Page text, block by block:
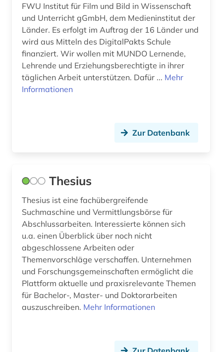
bildbearbeitung (1)
bilddatenbank (4)
bildende kunst (3)
bilder (1)
bildstein (1)
bildung (8)
bildungsforschung (5)
bildungssysteme (1)
bildungswesen (1)
bildverarbeitung (1)
bildwissenschaft (2)
FWU Institut für Film und Bild in Wissenschaft
und Unterricht gGmbH, dem Medieninstitut der
Länder. Es erfolgt im Auftrag der 16 Länder und
wird aus Mitteln des DigitalPakts Schule
finanziert. Wir wollen mit MUNDO Lernende,
Lehrende und Erziehungsberechtigte in ihrer
täglichen Arbeit unterstützen. Dafür ... Mehr
Informationen
Zur Datenbank
Thesius
Thesius ist eine fachübergreifende
Suchmaschine und Vermittlungsbörse für
Abschlussarbeiten. Interessierte können sich
u.a. einen Überblick über noch nicht
abgeschlossene Arbeiten oder
Themenvorschläge verschaffen. Unternehmen
und Forschungsgemeinschaften ermöglicht die
Plattform aktuelle und praxisrelevante Themen
für Bachelor-, Master- und Doktorarbeiten
auszuschreiben. Mehr Informationen